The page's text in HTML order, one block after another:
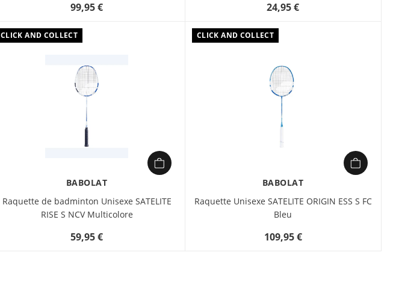
99,95 € 24,95 €
CLICK AND COLLECT
BABOLAT
Raquette de badminton Unisexe SATELITE
RISE S NCV Multicolore
59,95 €
CLICK AND COLLECT
BABOLAT
Raquette Unisexe SATELITE ORIGIN ESS S FC
Bleu
109,95 €